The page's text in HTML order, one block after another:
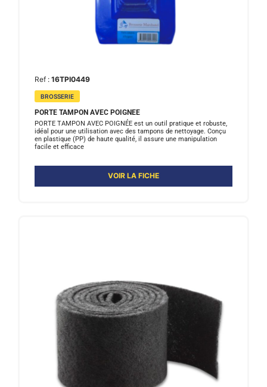
Ref : 16TPI0449
BROSSERIE
PORTE TAMPON AVEC POIGNEE
PORTE TAMPON AVEC POIGNÉE est un outil pratique et robuste,
idéal pour une utilisation avec des tampons de nettoyage. Conçu
en plastique (PP) de haute qualité, il assure une manipulation
facile et efficace
VOIR LA FICHE